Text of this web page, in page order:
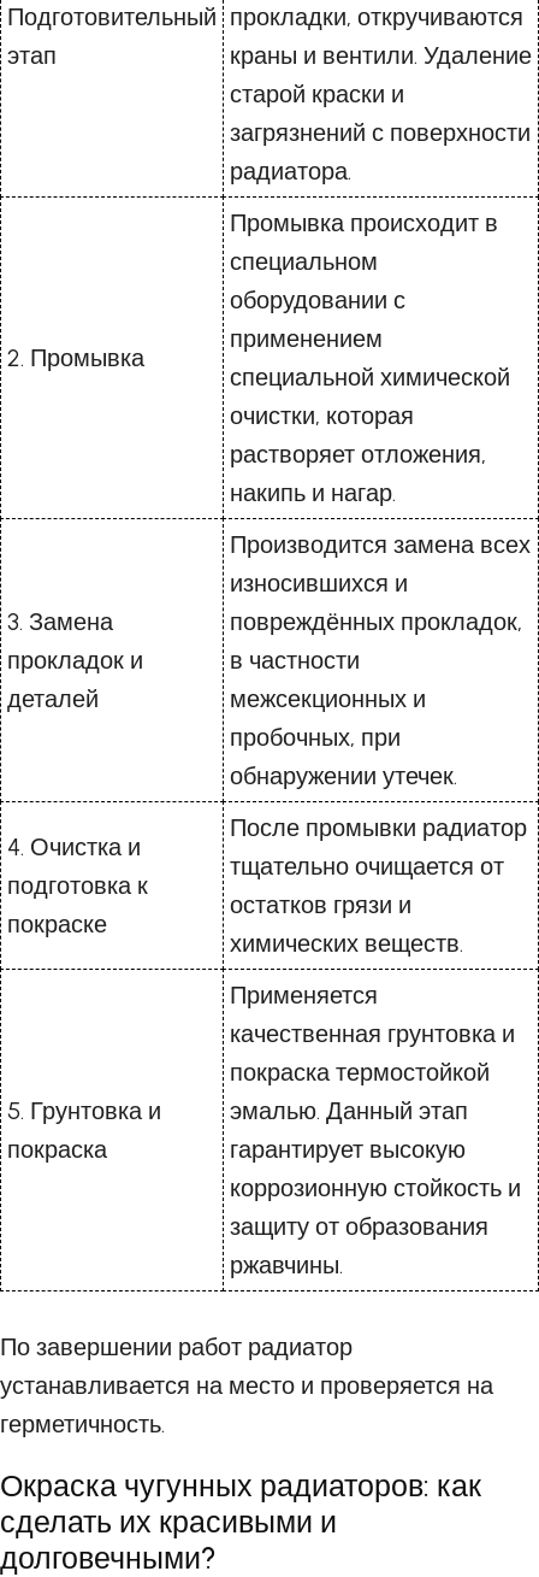
Подготовительный
этап
прокладки, откручиваются
краны и вентили. Удаление
старой краски и
загрязнений с поверхности
радиатора.
2. Промывка
Промывка происходит в
специальном
оборудовании с
применением
специальной химической
очистки, которая
растворяет отложения,
накипь и нагар.
3. Замена
прокладок и
деталей
Производится замена всех
износившихся и
повреждённых прокладок,
в частности
межсекционных и
пробочных, при
обнаружении утечек.
4. Очистка и
подготовка к
покраске
После промывки радиатор
тщательно очищается от
остатков грязи и
химических веществ.
5. Грунтовка и
покраска
Применяется
качественная грунтовка и
покраска термостойкой
эмалью. Данный этап
гарантирует высокую
коррозионную стойкость и
защиту от образования
ржавчины.
По завершении работ радиатор
устанавливается на место и проверяется на
герметичность.
Окраска чугунных радиаторов: как
сделать их красивыми и
долговечными?